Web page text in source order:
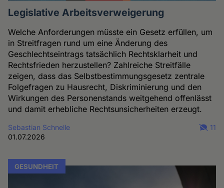
Legislative Arbeitsverweigerung
Welche Anforderungen müsste ein Gesetz erfüllen, um
in Streitfragen rund um eine Änderung des
Geschlechtseintrags tatsächlich Rechtsklarheit und
Rechtsfrieden herzustellen? Zahlreiche Streitfälle
zeigen, dass das Selbstbestimmungsgesetz zentrale
Folgefragen zu Hausrecht, Diskriminierung und den
Wirkungen des Personenstands weitgehend offenlässt
und damit erhebliche Rechtsunsicherheiten erzeugt.
Sebastian Schnelle
01.07.2026
11
GESUNDHEIT